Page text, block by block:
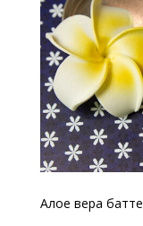
Алое вера